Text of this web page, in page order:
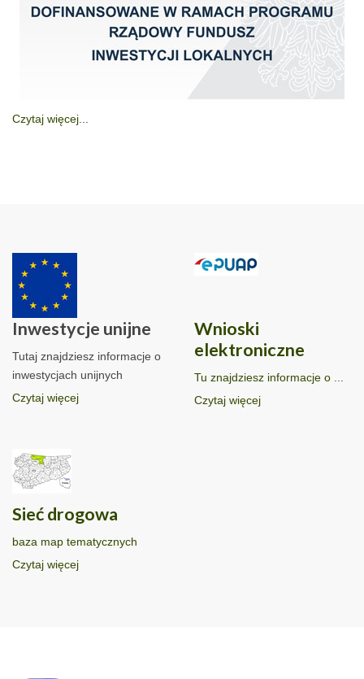
Czytaj więcej...
Inwestycje unijne
Tutaj znajdziesz informacje o
inwestycjach unijnych
Czytaj więcej
Wnioski
elektroniczne
Tu znajdziesz informacje o ...
Czytaj więcej
Sieć drogowa
baza map tematycznych
Czytaj więcej